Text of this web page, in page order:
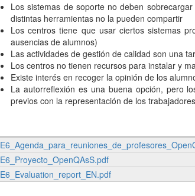
Los sistemas de soporte no deben
distintas herramientas no la pueden compartir
Los centros tiene que usar ciertos sistemas
ausencias de alumnos)
Las actividades de gestión de calidad son una
Los centros no tienen recursos para instalar y
Existe interés en recoger la opinión de los
La autorreflexión es una buena opción, pero
previos con la representación de los trabajadores
E6_Proyecto_OpenQAsS.pdf
E6_Evaluation_report_EN.pdf